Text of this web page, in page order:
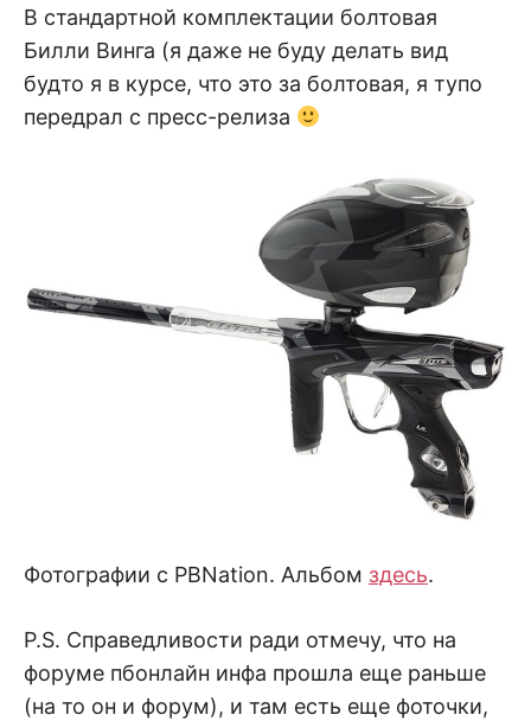
В стандартной комплектации болтовая
Билли Винга (я даже не буду делать вид
будто я в курсе, что это за болтовая, я тупо
передрал с пресс-релиза
Фотографии с PBNation. Альбом здесь.
P.S. Справедливости ради отмечу, что на
форуме пбонлайн инфа прошла еще раньше
(на то он и форум), и там есть еще фоточки,